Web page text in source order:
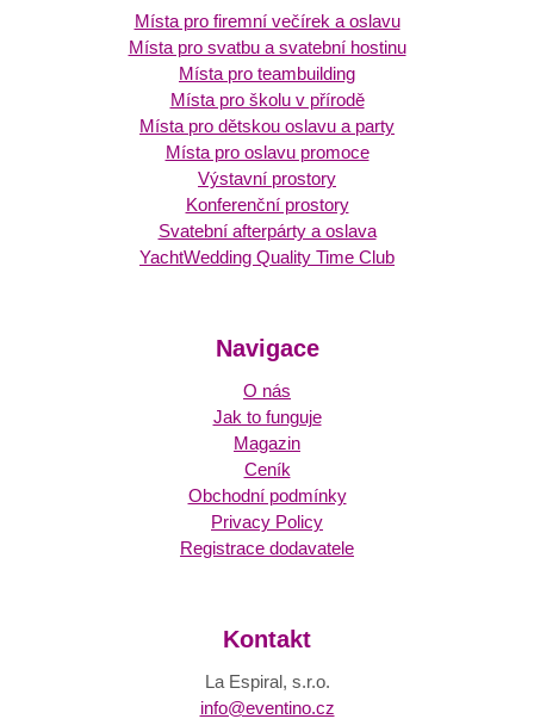
Místa pro firemní večírek a oslavu
Místa pro svatbu a svatební hostinu
Místa pro teambuilding
Místa pro školu v přírodě
Místa pro dětskou oslavu a party
Místa pro oslavu promoce
Výstavní prostory
Konferenční prostory
Svatební afterpárty a oslava
YachtWedding Quality Time Club
Navigace
O nás
Jak to funguje
Magazin
Ceník
Obchodní podmínky
Privacy Policy
Registrace dodavatele
Kontakt
La Espiral, s.r.o.
info@eventino.cz